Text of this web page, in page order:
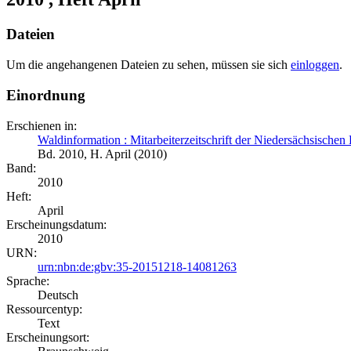
Dateien
Um die angehangenen Dateien zu sehen, müssen sie sich einloggen.
Einordnung
Erschienen in:
Waldinformation : Mitarbeiterzeitschrift der Niedersächsischen
Bd. 2010, H. April (2010)
Band:
2010
Heft:
April
Erscheinungsdatum:
2010
URN:
urn:nbn:de:gbv:35-20151218-14081263
Sprache:
Deutsch
Ressourcentyp:
Text
Erscheinungsort: